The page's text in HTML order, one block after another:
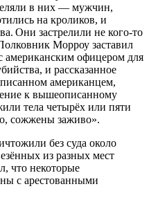
в них — мужчин,
на кроликов, и
Они застрелили не кого-то
Морроу заставил
американским офицером для
и рассказанное
американцем,
к вышеописанному
тела четырёх или пяти
сожжены заживо».
без суда около
из разных мест
что некоторые
с арестованными